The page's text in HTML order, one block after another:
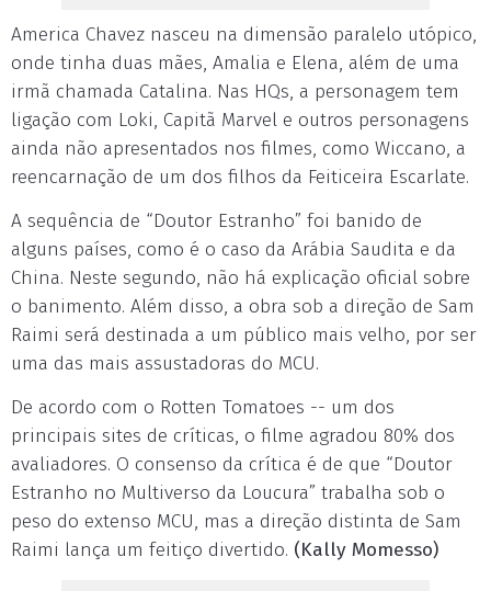
America Chavez nasceu na dimensão paralelo utópico,
onde tinha duas mães, Amalia e Elena, além de uma
irmã chamada Catalina. Nas HQs, a personagem tem
ligação com Loki, Capitã Marvel e outros personagens
ainda não apresentados nos filmes, como Wiccano, a
reencarnação de um dos filhos da Feiticeira Escarlate.
A sequência de “Doutor Estranho” foi banido de
alguns países, como é o caso da Arábia Saudita e da
China. Neste segundo, não há explicação oficial sobre
o banimento. Além disso, a obra sob a direção de Sam
Raimi será destinada a um público mais velho, por ser
uma das mais assustadoras do MCU.
De acordo com o Rotten Tomatoes -- um dos
principais sites de críticas, o filme agradou 80% dos
avaliadores. O consenso da crítica é de que “Doutor
Estranho no Multiverso da Loucura” trabalha sob o
peso do extenso MCU, mas a direção distinta de Sam
Raimi lança um feitiço divertido. (Kally Momesso)